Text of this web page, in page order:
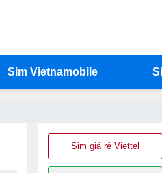
Sim Vietnamobile
Sim giá rẻ Viettel